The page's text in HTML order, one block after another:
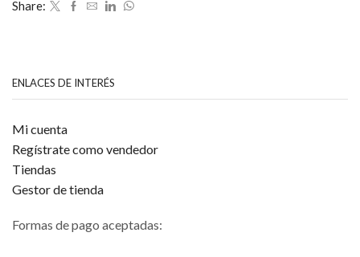
Share:
ENLACES DE INTERÉS
Mi cuenta
Regístrate como vendedor
Tiendas
Gestor de tienda
Formas de pago aceptadas: